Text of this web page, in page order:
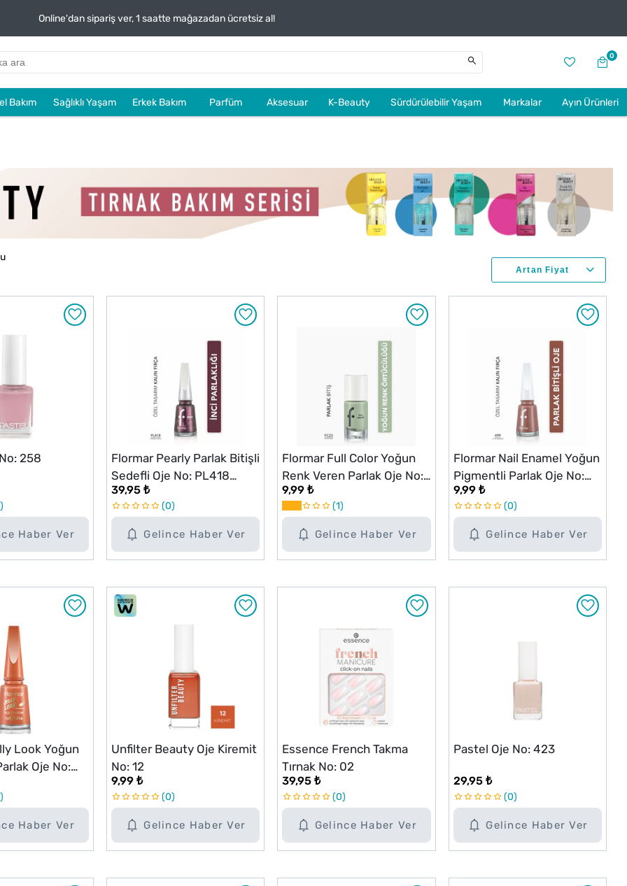
Online'dan sipariş ver, 1 saatte mağazadan ücretsiz al!
0
Bakım Sağlıklı Yaşam Erkek Bakım Parfüm Aksesuar K-Beauty Sürdürülebilir Yaşam Markalar Ayın Ürünleri
Haber Ver
258
Gelince Haber Ver
Flormar Pearly Parlak Bitişli
Sedefli Oje No: PL418
Chrome Purple
39,95 ₺
0
Gelince Haber Ver
Flormar Full Color Yoğun
Renk Veren Parlak Oje No:
FC23 Petite Mint
9,99 ₺
1
Gelince Haber Ver
Flormar Nail Enamel Yoğun
Pigmentli Parlak Oje No:
499 Is This Paradise
9,99 ₺
0
Haber Ver
Look Yoğun
Oje No:
Gelince Haber Ver
Unfilter Beauty Oje Kiremit
No: 12
9,99 ₺
0
Gelince Haber Ver
Essence French Takma
Tırnak No: 02
39,95 ₺
0
Gelince Haber Ver
Pastel Oje No: 423
29,95 ₺
0